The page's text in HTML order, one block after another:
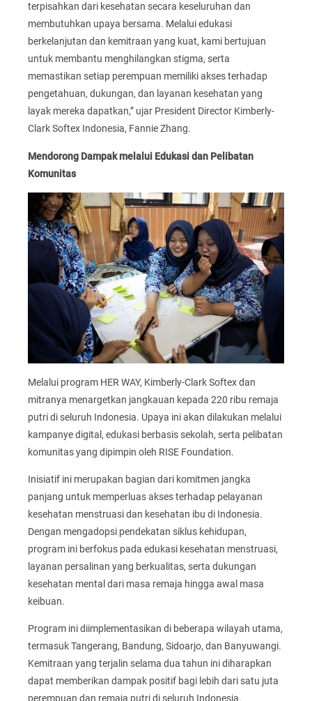
terpisahkan dari kesehatan secara keseluruhan dan
membutuhkan upaya bersama. Melalui edukasi
berkelanjutan dan kemitraan yang kuat, kami bertujuan
untuk membantu menghilangkan stigma, serta
memastikan setiap perempuan memiliki akses terhadap
pengetahuan, dukungan, dan layanan kesehatan yang
layak mereka dapatkan,” ujar President Director Kimberly-
Clark Softex Indonesia, Fannie Zhang.
Mendorong Dampak melalui Edukasi dan Pelibatan
Komunitas
Melalui program HER WAY, Kimberly-Clark Softex dan
mitranya menargetkan jangkauan kepada 220 ribu remaja
putri di seluruh Indonesia. Upaya ini akan dilakukan melalui
kampanye digital, edukasi berbasis sekolah, serta pelibatan
komunitas yang dipimpin oleh RISE Foundation.
Inisiatif ini merupakan bagian dari komitmen jangka
panjang untuk memperluas akses terhadap pelayanan
kesehatan menstruasi dan kesehatan ibu di Indonesia.
Dengan mengadopsi pendekatan siklus kehidupan,
program ini berfokus pada edukasi kesehatan menstruasi,
layanan persalinan yang berkualitas, serta dukungan
kesehatan mental dari masa remaja hingga awal masa
keibuan.
Program ini diimplementasikan di beberapa wilayah utama,
termasuk Tangerang, Bandung, Sidoarjo, dan Banyuwangi.
Kemitraan yang terjalin selama dua tahun ini diharapkan
dapat memberikan dampak positif bagi lebih dari satu juta
perempuan dan remaja putri di seluruh Indonesia.